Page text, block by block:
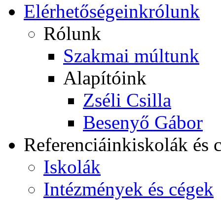
Elérhetőségeinkrólunk
Rólunk
Szakmai múltunk
Alapítóink
Zséli Csilla
Besenyő Gábor
Referenciáinkiskolák és
Iskolák
Intézmények és cégek